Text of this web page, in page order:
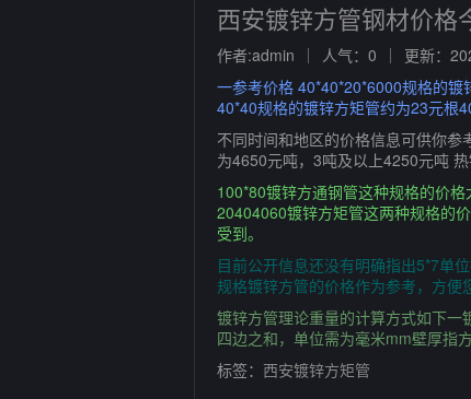
西安镀锌方管钢材价格
作者:admin 人气：0
更新：
一参考价格 40*40*20*6000规格的
40*40规格的镀锌方矩管约为23元根
不同时间和地区的价格信息可供你
为4650元吨，3吨及以上4250元吨
100*80镀锌方通钢管这种规格的价
20404060镀锌方矩管这两种规格的
受到。
目前公开信息还没有明确指出5*7单
规格镀锌方管的价格作为参考，方便
镀锌方管理论重量的计算方式如下
四边之和，单位需为毫米mm壁厚指
标签： 西安镀锌方矩管